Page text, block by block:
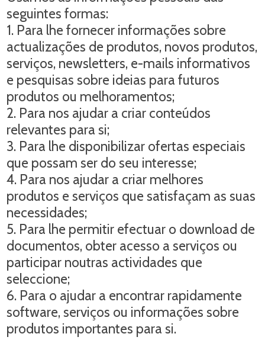
seguintes formas:
1. Para lhe fornecer informações sobre
actualizações de produtos, novos produtos,
serviços, newsletters, e-mails informativos
e pesquisas sobre ideias para futuros
produtos ou melhoramentos;
2. Para nos ajudar a criar conteúdos
relevantes para si;
3. Para lhe disponibilizar ofertas especiais
que possam ser do seu interesse;
4. Para nos ajudar a criar melhores
produtos e serviços que satisfaçam as suas
necessidades;
5. Para lhe permitir efectuar o download de
documentos, obter acesso a serviços ou
participar noutras actividades que
seleccione;
6. Para o ajudar a encontrar rapidamente
software, serviços ou informações sobre
produtos importantes para si.